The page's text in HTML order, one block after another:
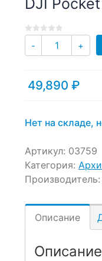
05
on
0
customer
- Количество
+
49,890 ₽
Нет на складе,
Артикул: 03759
Категория:
Производитель:
Описание
Описание